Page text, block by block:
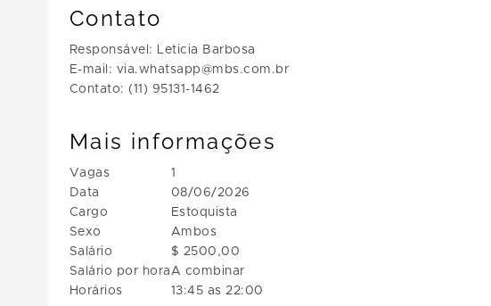
Contato
Responsável: Leticia Barbosa
E-mail: via.whatsapp@mbs.com.br
Contato: (11) 95131-1462
Mais informações
Vagas
Data
Cargo
Sexo
Salário
Salário por hora
Horários
1
08/06/2026
Estoquista
Ambos
$ 2500,00
A combinar
13:45 as 22:00